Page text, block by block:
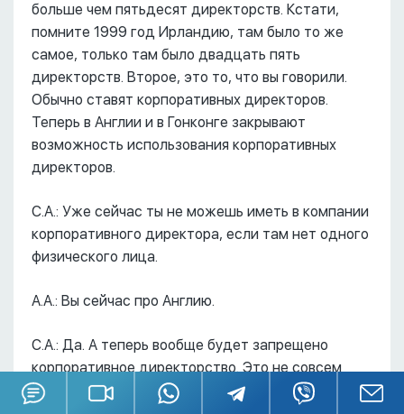
больше чем пятьдесят директорств. Кстати,
помните 1999 год Ирландию, там было то же
самое, только там было двадцать пять
директорств. Второе, это то, что вы говорили.
Обычно ставят корпоративных директоров.
Теперь в Англии и в Гонконге закрывают
возможность использования корпоративных
директоров.
С.А.: Уже сейчас ты не можешь иметь в компании
корпоративного директора, если там нет одного
физического лица.
А.А.: Вы сейчас про Англию.
С.А.: Да. А теперь вообще будет запрещено
корпоративное директорство. Это не совсем
верно, но до этого надо еще дожить.